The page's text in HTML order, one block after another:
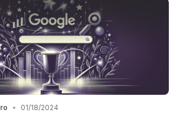
• 01/18/2024